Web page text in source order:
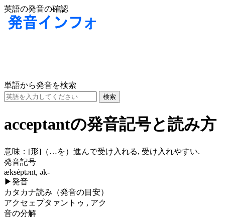
英語の発音の確認
単語から発音を検索
acceptantの発音記号と読み方
意味： [形] （…を）進んで受け入れる, 受け入れやすい.
発音記号
ækséptənt, ək-
▶発音
カタカナ読み（発音の目安）
アクセェプタァントゥ , アク
音の分解